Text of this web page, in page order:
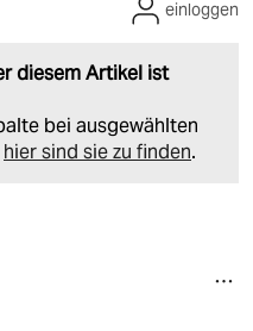
diesem Artikel ist
bei ausgewählten
hier sind sie zu finden.
einloggen